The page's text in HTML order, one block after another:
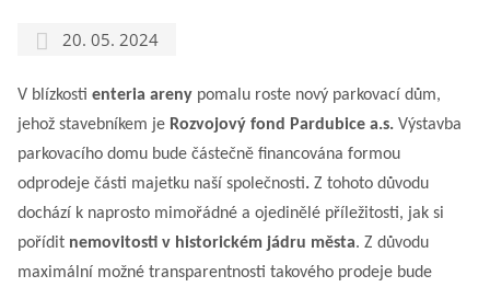
20. 05. 2024
V blízkosti enteria areny pomalu roste nový parkovací dům,
jehož stavebníkem je Rozvojový fond Pardubice a.s. Výstavba
parkovacího domu bude částečně financována formou
odprodeje části majetku naší společnosti. Z tohoto důvodu
dochází k naprosto mimořádné a ojedinělé příležitosti, jak si
pořídit nemovitosti v historickém jádru města. Z důvodu
maximální možné transparentnosti takového prodeje bude